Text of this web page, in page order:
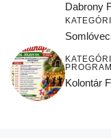
Dabrony
Kolontár